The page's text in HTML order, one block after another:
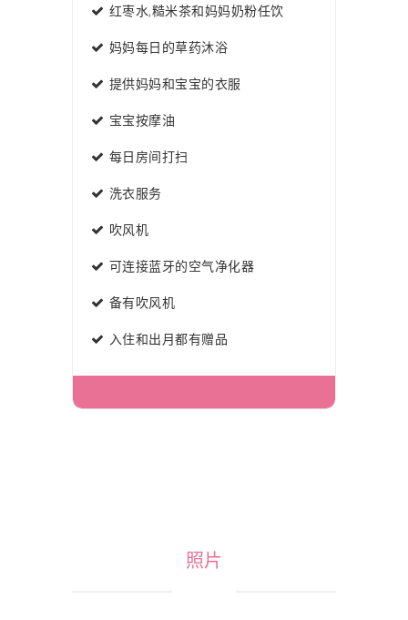
红枣水,糙米茶和妈妈奶粉任饮
妈妈每日的草药沐浴
提供妈妈和宝宝的衣服
宝宝按摩油
每日房间打扫
洗衣服务
吹风机
可连接蓝牙的空气净化器
备有吹风机
入住和出月都有赠品
照片